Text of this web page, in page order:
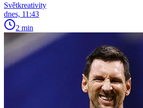
Světkreativity
dnes, 11:43
2 min